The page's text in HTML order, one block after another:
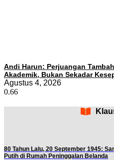
Andi Harun: Perjuangan
Akademik, Bukan Sekadar
Agustus 4, 2026
80 Tahun Lalu, 20 September 1945:
Putih di Rumah Peninggalan Belanda